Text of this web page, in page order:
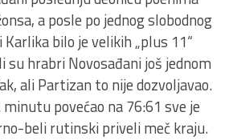
a posle po jednog slobodnog
Karlika bilo je velikih „plus 11“
su hrabri Novosađani još jednom
ali Partizan to nije dozvoljavao.
minutu povećao na 76:61 sve je
beli rutinski priveli meč kraju.